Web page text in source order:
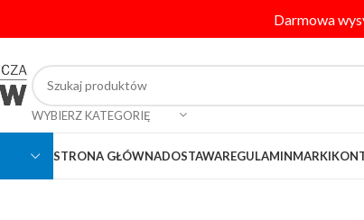
Darmowa
WYBIERZ KATEGORIĘ
STRONA GŁÓWNADOSTAWAREGULAMINMARKI